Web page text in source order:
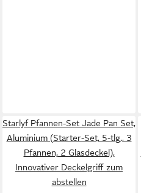
Starlyf Pfannen-Set Jade Pan Set,
Aluminium (Starter-Set, 5-tlg., 3
Pfannen, 2 Glasdeckel),
Innovativer Deckelgriff zum
abstellen